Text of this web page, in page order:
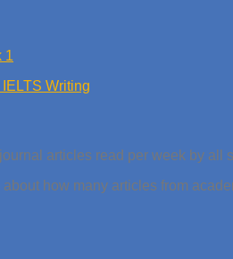
1
Writing
articles read per week by
how many articles from